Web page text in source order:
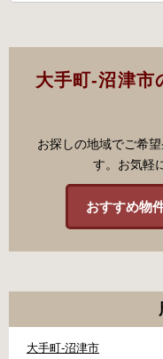
大手町-沼津市
お探しの地域でご希
す。お気軽
おすすめ物
大手町-沼津市